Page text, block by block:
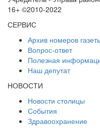
16+ ©2010-2022
СЕРВИС
Архив номеров
Вопрос-ответ
Полезная
Наш депутат
НОВОСТИ
Новости столицы
События
Здравоохранение